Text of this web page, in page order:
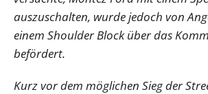
auszuschalten, wurde jedoch von
einem Shoulder Block über das
befördert.
Kurz vor dem möglichen Sieg der